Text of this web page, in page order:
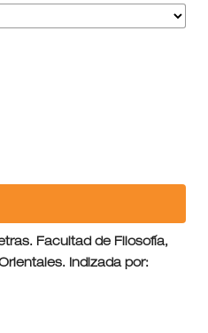
Facultad de Filosofía,
Indizada por: